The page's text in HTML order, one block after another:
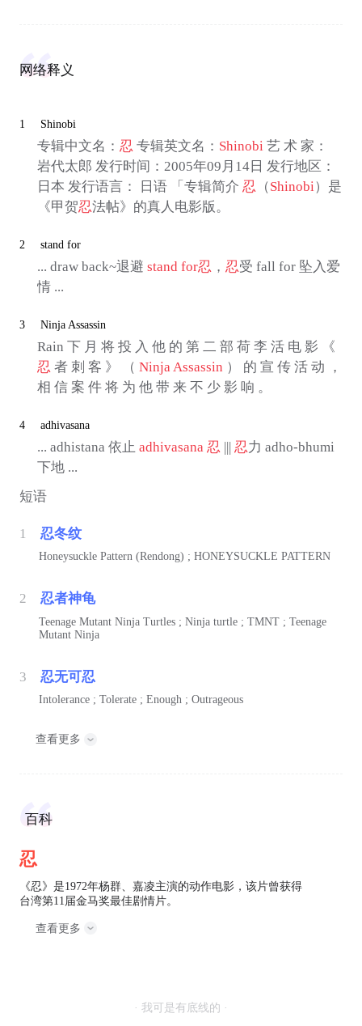
网络释义
1 Shinobi
专辑中文名： 忍 专辑英文名： Shinobi艺 术 家：
岩代太郎 发行时间：2005年09月14日 发行地区：
日本 发行语言： 日语 「专辑简介 忍 （Shinobi）是
《甲贺忍法帖》的真人电影版。
2 stand for
... draw back~退避 stand for忍 ， 忍受 fall for 坠入爱
情 ...
3 Ninja Assassin
Rain 下 月 将 投 入 他 的 第 二 部 荷 李 活 电 影 《
忍 者 刺 客 》 （ Ninja Assassin ） 的 宣 传 活 动 ，
相 信 案 件 将 为 他 带 来 不 少 影 响 。
4 adhivasana
... adhistana 依止 adhivasana 忍 ||| 忍力 adho-bhumi
下地 ...
短语
1 忍冬纹
Honeysuckle Pattern (Rendong) ; HONEYSUCKLE PATTERN
2 忍者神龟
Teenage Mutant Ninja Turtles ; Ninja turtle ; TMNT ; Teenage
Mutant Ninja
3 忍无可忍
Intolerance ; Tolerate ; Enough ; Outrageous
查看更多
百科
忍
《忍》是1972年杨群、嘉凌主演的动作电影，该片曾获得
台湾第11届金马奖最佳剧情片。
查看更多
· 我可是有底线的 ·